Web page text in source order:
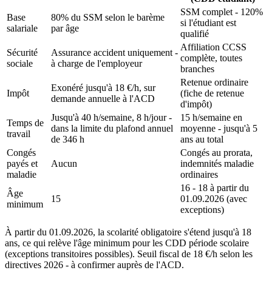
Base
salariale
80% du SSM selon le barème
par âge
SSM complet - 120%
si l'étudiant est
qualifié
Sécurité
sociale
Assurance accident uniquement -
à charge de l'employeur
Affiliation CCSS
complète, toutes
branches
Impôt
Exonéré jusqu'à 18 €/h, sur
demande annuelle à l'ACD
Retenue ordinaire
(fiche de retenue
d'impôt)
Temps de
travail
Jusqu'à 40 h/semaine, 8 h/jour -
dans la limite du plafond annuel
de 346 h
15 h/semaine en
moyenne - jusqu'à 5
ans au total
Congés
payés et
maladie
Aucun
Congés au prorata,
indemnités maladie
ordinaires
Âge
minimum
15
16 - 18 à partir du
01.09.2026 (avec
exceptions)
À partir du 01.09.2026, la scolarité obligatoire s'étend jusqu'à 18
ans, ce qui relève l'âge minimum pour les CDD période scolaire
(exceptions transitoires possibles). Seuil fiscal de 18 €/h selon les
directives 2026 - à confirmer auprès de l'ACD.